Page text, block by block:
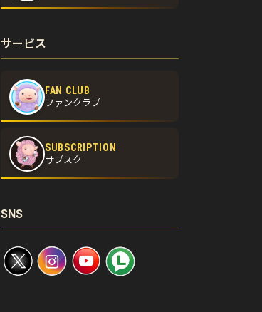
サービス
FAN CLUB
ファンクラブ
SUBSCRIPTION
サブスク
SNS